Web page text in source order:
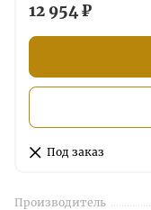
12 954 ₽
Под заказ
Производитель